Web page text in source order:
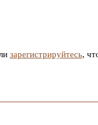
зарегистрируйтесь,